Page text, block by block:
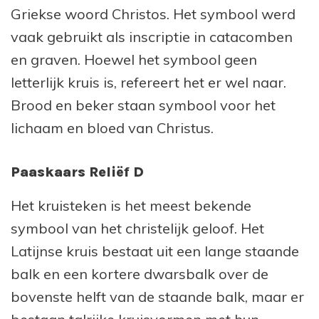
Griekse woord Christos. Het symbool werd
vaak gebruikt als inscriptie in catacomben
en graven. Hoewel het symbool geen
letterlijk kruis is, refereert het er wel naar.
Brood en beker staan symbool voor het
lichaam en bloed van Christus.
Paaskaars Reliëf D
Het kruisteken is het meest bekende
symbool van het christelijk geloof. Het
Latijnse kruis bestaat uit een lange staande
balk en een kortere dwarsbalk over de
bovenste helft van de staande balk, maar er